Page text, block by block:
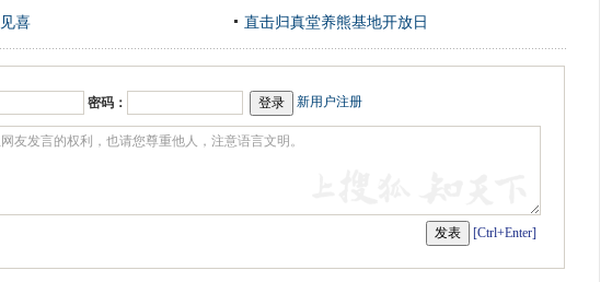
喜 直击归真堂养熊基地开放日
密码： 新用户注册
[Ctrl+Enter]